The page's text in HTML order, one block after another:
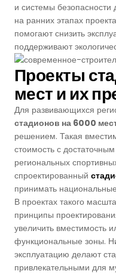
и системы
на ранних этапах
помогают снизить
поддерживают
Проекты
мест и их
Для развивающихся
стадионов на 6000
решением. Такая
стоимость с
региональных
спроектированный
принимать
В проектах такого
принципы
увеличить вместимость
функциональные зоны.
эксплуатацию делают
привлекательными для